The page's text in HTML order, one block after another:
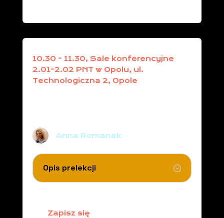
10.30 - 11.30, Sale konferencyjne
2.01-2.02 PNT w Opolu, ul.
Technologiczna 2, Opole
Anna Romanek
Opis prelekcji
Zapisz się